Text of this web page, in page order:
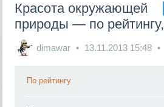
Красота окружающей
природы — по
dimawar 13.11.2013 15:48
По рейтингу